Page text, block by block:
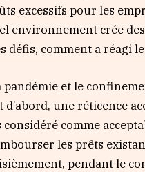
excessifs pour les
environnement crée
défis, comment a réagi
pandémie et le
une réticence
considéré comme
les prêts
pendant le